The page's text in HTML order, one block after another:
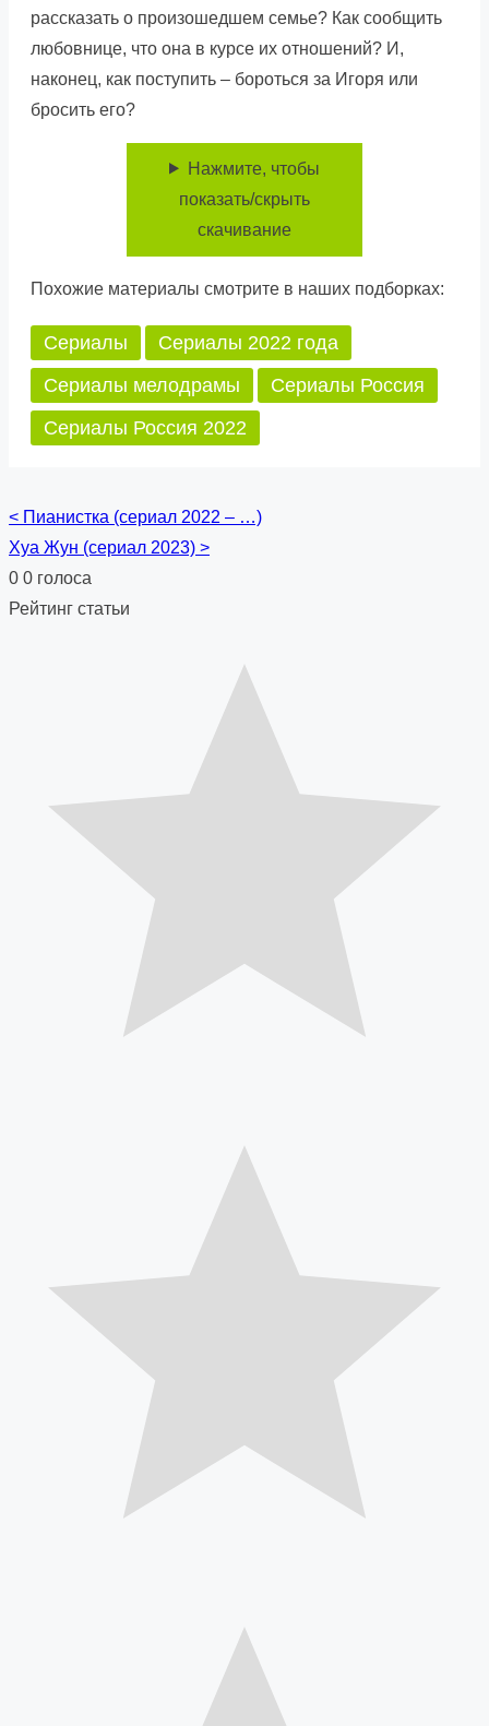
рассказать о произошедшем семье? Как сообщить
любовнице, что она в курсе их отношений? И,
наконец, как поступить – бороться за Игоря или
бросить его?
Нажмите, чтобы
показать/скрыть
скачивание
Похожие материалы смотрите в наших подборках:
Сериалы
Сериалы 2022 года
Сериалы мелодрамы
Сериалы Россия
Сериалы Россия 2022
Posts
navigation
< Пианистка (сериал 2022 – …)
Хуа Жун (сериал 2023) >
0 0 голоса
Рейтинг статьи